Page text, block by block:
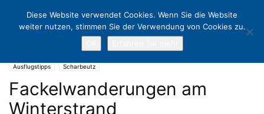
Ausflugstipps Scharbeutz
Fackelwanderungen am
Winterstrand
Diese Website verwendet Cookies. Wenn Sie die Website
weiter nutzen, stimmen Sie der Verwendung von Cookies zu.